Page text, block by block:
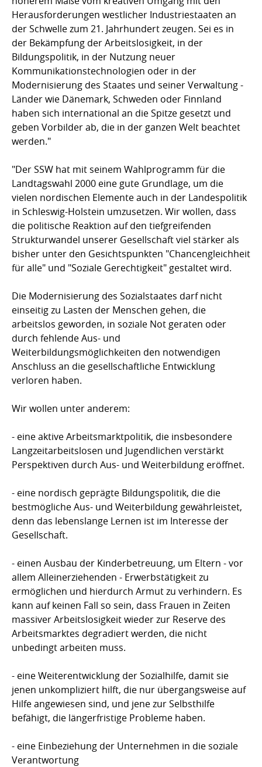
Herausforderungen westlicher Industriestaaten an
der Schwelle zum 21. Jahrhundert zeugen. Sei es in
der Bekämpfung der Arbeitslosigkeit, in der
Bildungspolitik, in der Nutzung neuer
Kommunikationstechnologien oder in der
Modernisierung des Staates und seiner Verwaltung -
Länder wie Dänemark, Schweden oder Finnland
haben sich international an die Spitze gesetzt und
geben Vorbilder ab, die in der ganzen Welt beachtet
werden."
"Der SSW hat mit seinem Wahlprogramm für die
Landtagswahl 2000 eine gute Grundlage, um die
vielen nordischen Elemente auch in der Landespolitik
in Schleswig-Holstein umzusetzen. Wir wollen, dass
die politische Reaktion auf den tiefgreifenden
Strukturwandel unserer Gesellschaft viel stärker als
bisher unter den Gesichtspunkten "Chancengleichheit
für alle" und "Soziale Gerechtigkeit" gestaltet wird.
Die Modernisierung des Sozialstaates darf nicht
einseitig zu Lasten der Menschen gehen, die
arbeitslos geworden, in soziale Not geraten oder
durch fehlende Aus- und
Weiterbildungsmöglichkeiten den notwendigen
Anschluss an die gesellschaftliche Entwicklung
verloren haben.
Wir wollen unter anderem:
- eine aktive Arbeitsmarktpolitik, die insbesondere
Langzeitarbeitslosen und Jugendlichen verstärkt
Perspektiven durch Aus- und Weiterbildung eröffnet.
- eine nordisch geprägte Bildungspolitik, die die
bestmögliche Aus- und Weiterbildung gewährleistet,
denn das lebenslange Lernen ist im Interesse der
Gesellschaft.
- einen Ausbau der Kinderbetreuung, um Eltern - vor
allem Alleinerziehenden - Erwerbstätigkeit zu
ermöglichen und hierdurch Armut zu verhindern. Es
kann auf keinen Fall so sein, dass Frauen in Zeiten
massiver Arbeitslosigkeit wieder zur Reserve des
Arbeitsmarktes degradiert werden, die nicht
unbedingt arbeiten muss.
- eine Weiterentwicklung der Sozialhilfe, damit sie
jenen unkompliziert hilft, die nur übergangsweise auf
Hilfe angewiesen sind, und jene zur Selbsthilfe
befähigt, die längerfristige Probleme haben.
- eine Einbeziehung der Unternehmen in die soziale
Verantwortung